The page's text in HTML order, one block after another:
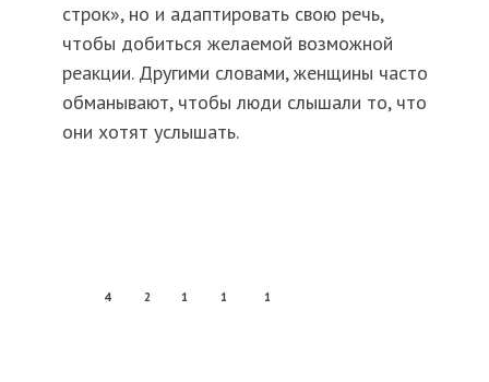
строк», но и адаптировать свою речь,
чтобы добиться желаемой возможной
реакции. Другими словами, женщины часто
обманывают, чтобы люди слышали то, что
они хотят услышать.
4 2 1 1 1